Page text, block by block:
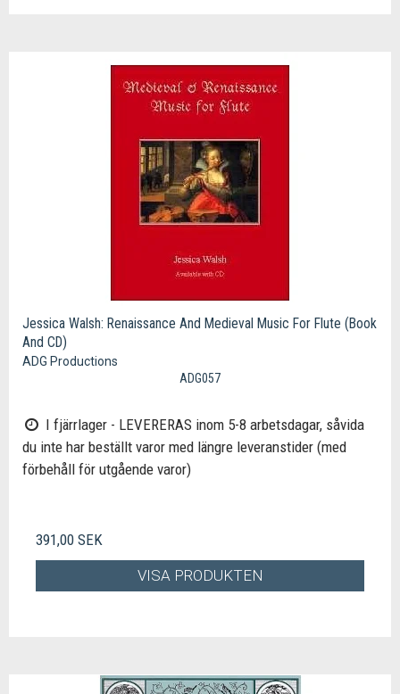
Jessica Walsh: Renaissance And Medieval Music For Flute (Book
And CD)
ADG Productions
ADG057
I fjärrlager - LEVERERAS inom 5-8 arbetsdagar, såvida
du inte har beställt varor med längre leveranstider (med
förbehåll för utgående varor)
391,00 SEK
VISA PRODUKTEN